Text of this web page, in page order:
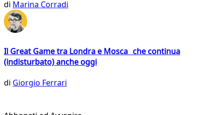
di Marina Corradi
Il Great Game tra Londra e Mosca che continua
(indisturbato) anche oggi
di Giorgio Ferrari